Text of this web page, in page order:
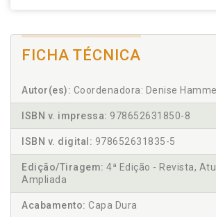
FICHA TÉCNICA
Autor(es): Coordenadora: Denise
ISBN v. impressa: 978652631850-8
ISBN v. digital: 978652631835-5
Edição/Tiragem: 4ª Edição - Revista,
Ampliada
Acabamento: Capa Dura